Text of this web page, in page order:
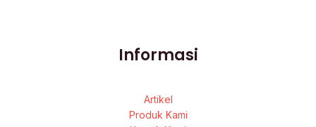
Informasi
Artikel
Produk Kami